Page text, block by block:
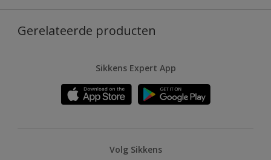
Gerelateerde producten
Sikkens Expert App
Volg Sikkens